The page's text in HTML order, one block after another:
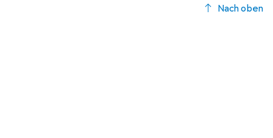
Nach oben